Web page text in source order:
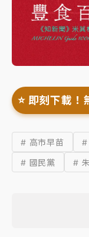
⭐️ 即刻下載
# 高市早苗 #
# 國民黨
#